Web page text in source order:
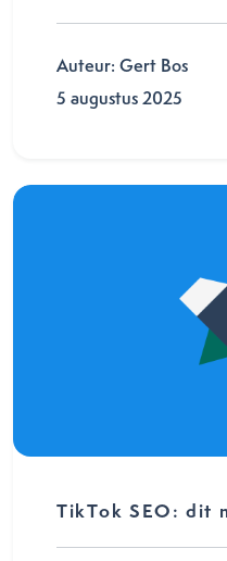
Auteur: Gert Bos
5 augustus 2025
TikTok SEO: dit